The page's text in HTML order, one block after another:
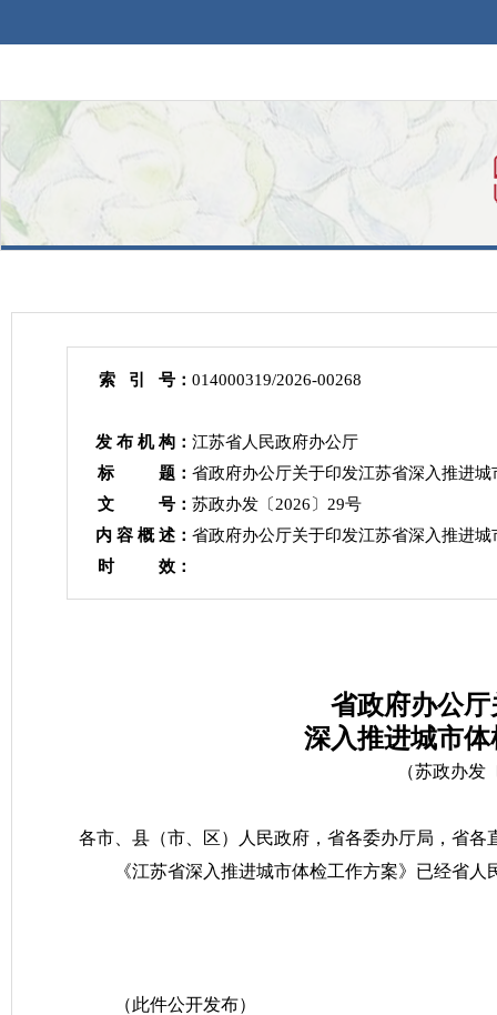
索 引 号： 014000319/2026-00268
发 布 机 构： 江苏省人民政府办公厅
标 题： 省政府办公厅关于印发江苏省深入推进
文 号： 苏政办发〔2026〕29号
内 容 概 述： 省政府办公厅关于印发江苏省深入推进
时 效：
省政府办公
深入推进城市
（苏政办发
各市、县（市、区）人民政府，省各委办厅局，省各
《江苏省深入推进城市体检工作方案》已经省
（此件公开发布）